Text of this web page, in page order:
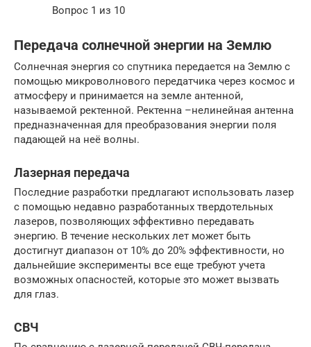
Вопрос 1 из 10
Передача солнечной энергии на Землю
Солнечная энергия со спутника передается на Землю с
помощью микроволнового передатчика через космос и
атмосферу и принимается на земле антенной,
называемой ректенной. Ректенна –нелинейная антенна
предназначенная для преобразования энергии поля
падающей на неё волны.
Лазерная передача
Последние разработки предлагают использовать лазер
с помощью недавно разработанных твердотельных
лазеров, позволяющих эффективно передавать
энергию. В течение нескольких лет может быть
достигнут диапазон от 10% до 20% эффективности, но
дальнейшие эксперименты все еще требуют учета
возможных опасностей, которые это может вызвать
для глаз.
СВЧ